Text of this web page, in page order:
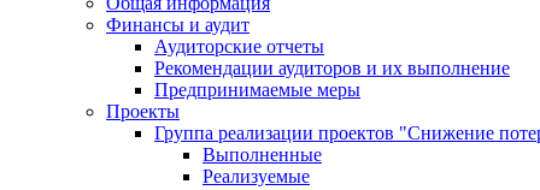
Финансы и аудит
Аудиторские отчеты
Рекомендации аудиторов и их выполнение
Предпринимаемые меры
Проекты
Группа реализации проектов "Снижение
Выполненные
Реализуемые